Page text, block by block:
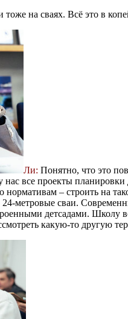
тоже на сваях. Всё это в
Ли: Понятно, что это
нас все проекты
– строить на
метровые сваи.
детсадами. Школу
какую-то другую